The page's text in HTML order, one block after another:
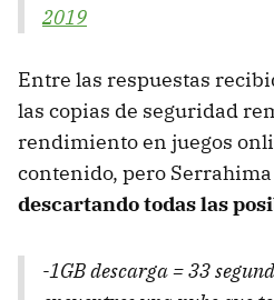
2019
Entre las respuestas
las copias de seguridad
rendimiento en juegos
contenido, pero
descartando todas las
-1GB descarga = 33